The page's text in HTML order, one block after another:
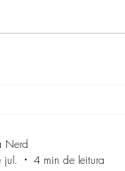
Nerd
jul.
4 min de leitura